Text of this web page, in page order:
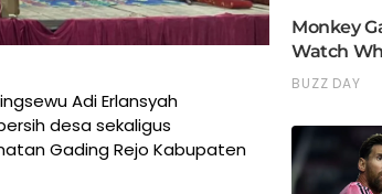
Adi Erlansyah
desa sekaligus
Gading Rejo Kabupaten